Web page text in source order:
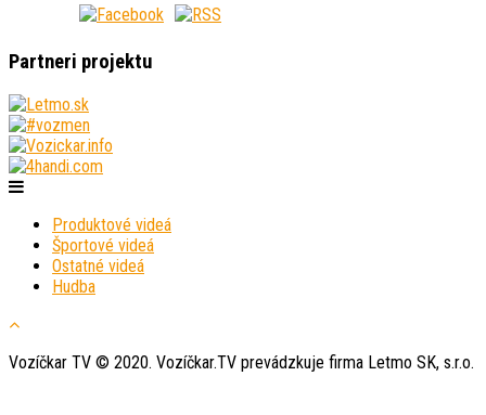
Partneri projektu
Produktové videá
Športové videá
Ostatné videá
Hudba
Vozíčkar TV © 2020. Vozíčkar.TV prevádzkuje firma Letmo SK, s.r.o.